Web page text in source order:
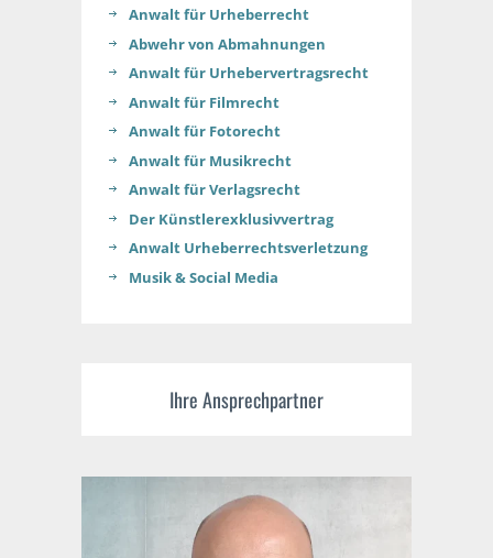
Anwalt für Urheberrecht​
Abwehr von Abmahnungen
Anwalt für Urhebervertragsrecht
Anwalt für Filmrecht
Anwalt für Fotorecht
Anwalt für Musikrecht
Anwalt für Verlagsrecht
Der Künstlerexklusivvertrag
Anwalt Urheberrechtsverletzung
Musik & Social Media
Ihre Ansprechpartner